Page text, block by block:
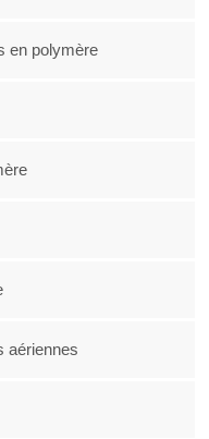
en polymère
aériennes